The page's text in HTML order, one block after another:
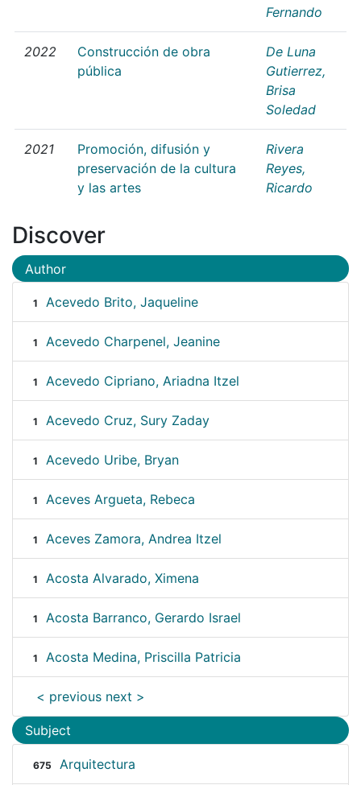
Fernando
2022
Construcción de obra
pública
De Luna
Gutierrez,
Brisa
Soledad
2021
Promoción, difusión y
preservación de la cultura
y las artes
Rivera
Reyes,
Ricardo
Discover
Author
1 Acevedo Brito, Jaqueline
1 Acevedo Charpenel, Jeanine
1 Acevedo Cipriano, Ariadna Itzel
1 Acevedo Cruz, Sury Zaday
1 Acevedo Uribe, Bryan
1 Aceves Argueta, Rebeca
1 Aceves Zamora, Andrea Itzel
1 Acosta Alvarado, Ximena
1 Acosta Barranco, Gerardo Israel
1 Acosta Medina, Priscilla Patricia
< previous next >
Subject
675 Arquitectura